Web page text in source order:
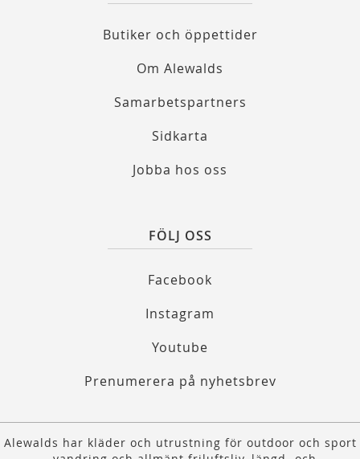
Butiker och öppettider
Om Alewalds
Samarbetspartners
Sidkarta
Jobba hos oss
FÖLJ OSS
Facebook
Instagram
Youtube
Prenumerera på nyhetsbrev
Alewalds har kläder och utrustning för outdoor och sport